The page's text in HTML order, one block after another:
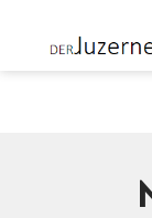
Luzern | webcam